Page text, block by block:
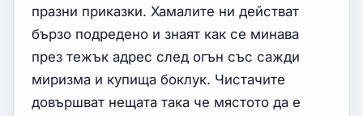
празни приказки. Хамалите ни действат
бързо подредено и знаят как се минава
през тежък адрес след огън със сажди
миризма и купища боклук. Чистачите
довършват нещата така че мястото да е